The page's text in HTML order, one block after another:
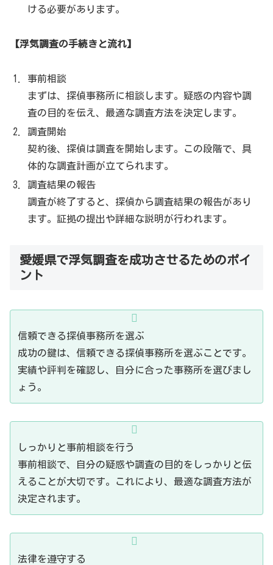
ける必要があります。
【浮気調査の手続きと流れ】
事前相談
まずは、探偵事務所に相談します。疑惑の内容や調
査の目的を伝え、最適な調査方法を決定します。
調査開始
契約後、探偵は調査を開始します。この段階で、具
体的な調査計画が立てられます。
調査結果の報告
調査が終了すると、探偵から調査結果の報告があり
ます。証拠の提出や詳細な説明が行われます。
愛媛県で浮気調査を成功させるためのポイ
ント
信頼できる探偵事務所を選ぶ
成功の鍵は、信頼できる探偵事務所を選ぶことです。
実績や評判を確認し、自分に合った事務所を選びまし
ょう。
しっかりと事前相談を行う
事前相談で、自分の疑惑や調査の目的をしっかりと伝
えることが大切です。これにより、最適な調査方法が
決定されます。
法律を遵守する